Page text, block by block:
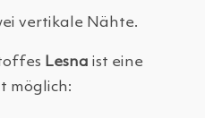
vertikale Nähte.
Lesna ist eine
möglich: